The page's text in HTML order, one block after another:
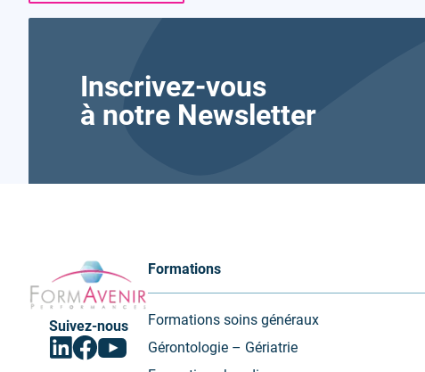
Inscrivez-vous
à notre Newsletter
Formavenir
Performances
Suivez-nous
Linkedin
(ouvrir
Facebook
(ouvrir
Youtube
(ouvrir
Formations
Formations soins généraux
Gérontologie – Gériatrie